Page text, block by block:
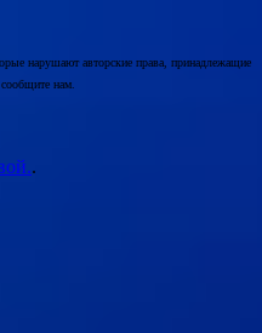
нарушают авторские права, принадлежащие
нам.
.